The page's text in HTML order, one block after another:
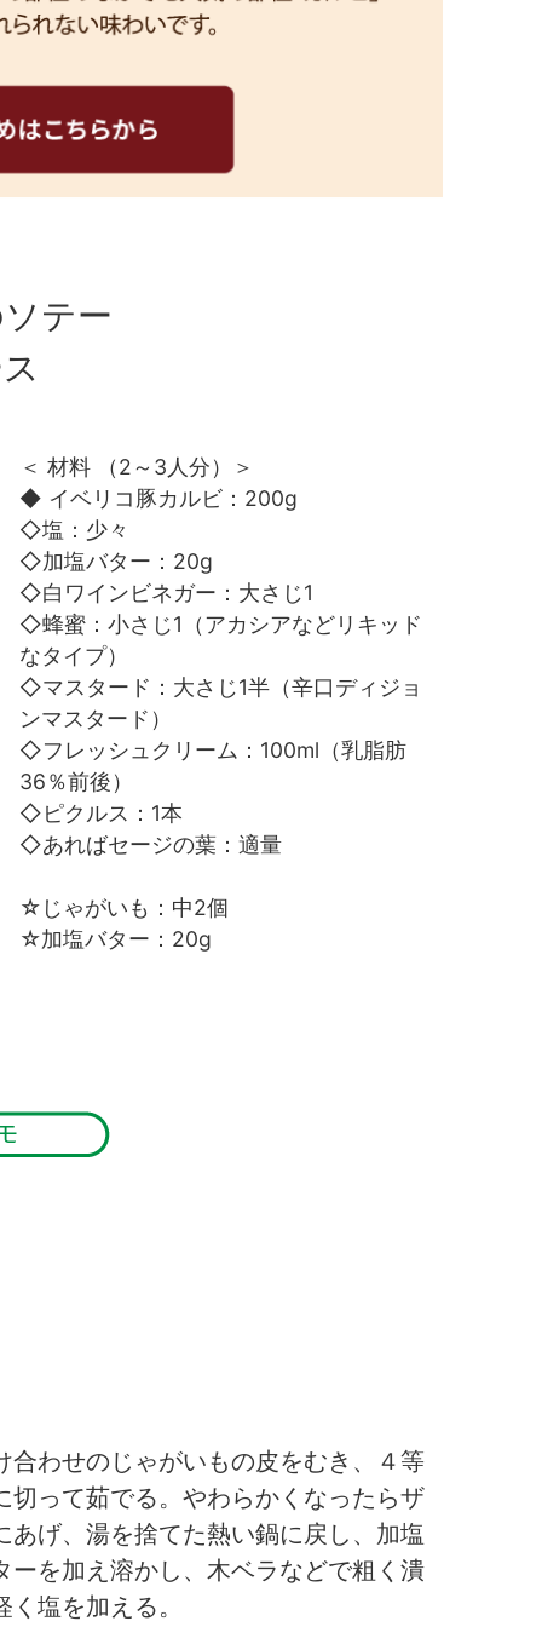
テー
＜ 材料 （2～3人分）＞
◆ イベリコ豚カルビ：200g
◇塩：少々
◇加塩バター：20g
◇白ワインビネガー：大さじ1
◇蜂蜜：小さじ1（アカシアなどリキッド
なタイプ）
◇マスタード：大さじ1半（辛口ディジョ
ンマスタード）
◇フレッシュクリーム：100ml（乳脂肪
36％前後）
◇ピクルス：1本
◇あればセージの葉：適量
☆じゃがいも：中2個
☆加塩バター：20g
合わせのじゃがいもの皮をむき、４等
切って茹でる。やわらかくなったらザ
あげ、湯を捨てた熱い鍋に戻し、加塩
ーを加え溶かし、木ベラなどで粗く潰
く塩を加える。